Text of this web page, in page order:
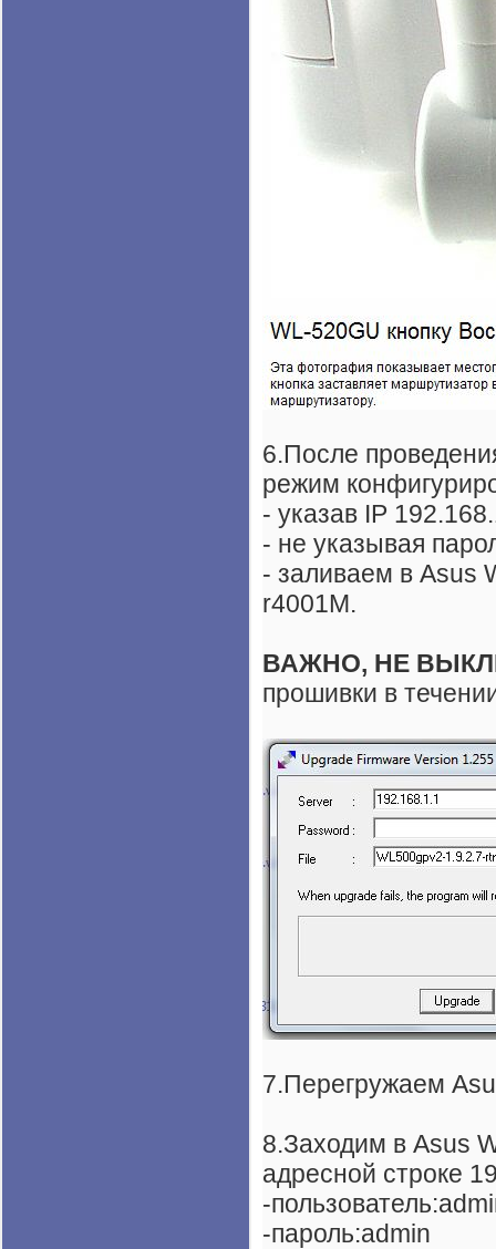
6.После
режим
- указав IP
- не указывая
- заливаем в Asus
r4001M.
ВАЖНО, НЕ
прошивки в
7.Перегружаем
8.Заходим в Asus
адресной строке
-
-пароль:admin